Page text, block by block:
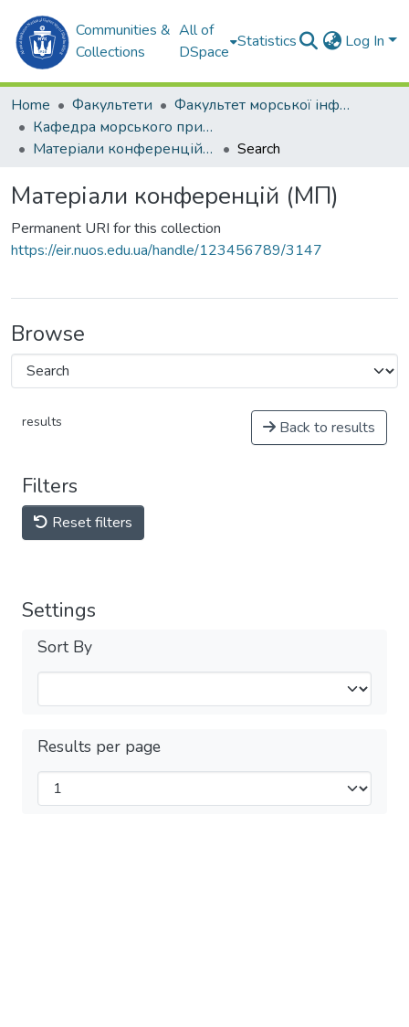
Communities &
Collections
All of
DSpace
Statistics Log In
Home Факультети
Факультет морської інфраструктури (ФМІ)
Кафедра морського приладобудування (МП)
Матеріали конференцій (МП)
Search
Матеріали конференцій (МП)
Permanent URI for this collection
https://eir.nuos.edu.ua/handle/123456789/3147
Browse
results Back to results
Filters
Reset filters
Settings
Sort By
Results per page